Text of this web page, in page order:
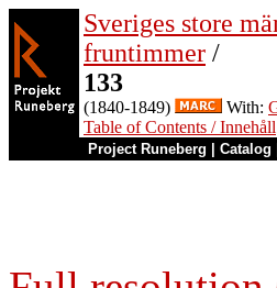
Sveriges store
fruntimmer /
133
(1840-1849) With:
Table of Contents / Innehåll
Project Runeberg Catalog